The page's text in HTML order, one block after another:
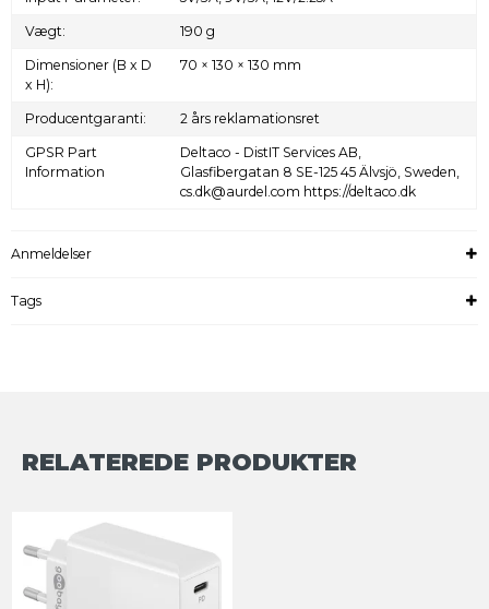
Vægt: 190 g
Dimensioner (B x D
x H):
70 × 130 × 130 mm
Producentgaranti: 2 års reklamationsret
GPSR Part
Information
Deltaco - DistIT Services AB,
Glasfibergatan 8 SE-125 45 Älvsjö, Sweden,
cs.dk@aurdel.com https://deltaco.dk
Anmeldelser
Tags
RELATEREDE PRODUKTER